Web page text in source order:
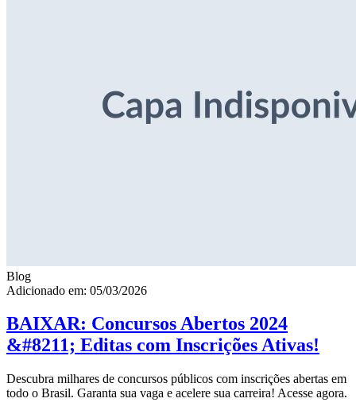
Blog
Adicionado em: 05/03/2026
BAIXAR: Concursos Abertos 2024
&#8211; Editas com Inscrições Ativas!
Descubra milhares de concursos públicos com inscrições abertas em
todo o Brasil. Garanta sua vaga e acelere sua carreira! Acesse agora.